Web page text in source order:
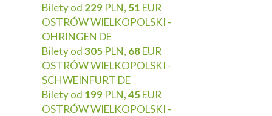
Bilety od 229 PLN, 51 EUR
OSTRÓW WIELKOPOLSKI -
OHRINGEN DE
Bilety od305 PLN, 68EUR
OSTRÓW WIELKOPOLSKI -
SCHWEINFURT DE
Bilety od 199 PLN,45EUR
OSTRÓW WIELKOPOLSKI -